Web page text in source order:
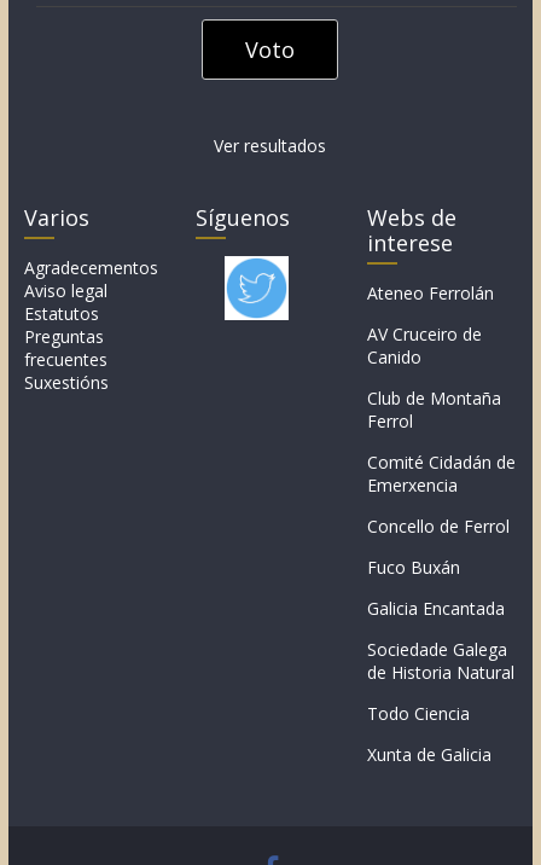
Ver resultados
Varios
Agradecementos
Aviso legal
Estatutos
Preguntas
frecuentes
Suxestións
Síguenos
Webs de
interese
Ateneo Ferrolán
AV Cruceiro de
Canido
Club de Montaña
Ferrol
Comité Cidadán de
Emerxencia
Concello de Ferrol
Fuco Buxán
Galicia Encantada
Sociedade Galega
de Historia Natural
Todo Ciencia
Xunta de Galicia